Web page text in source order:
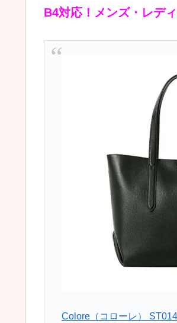
B4対応！メンズ・レデ
Colore（コローレ）